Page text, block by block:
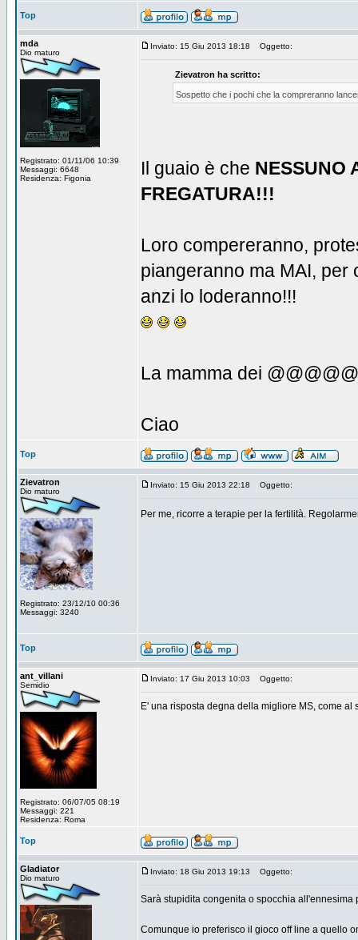
Top
mda
Dio maturo
Registrato: 01/11/06 10:39
Messaggi: 6648
Residenza: Figonia
Inviato: 15 Giu 2013 18:18 Oggetto:
Zievatron ha scritto:
Sospetto che i pochi che la compreranno
Il guaio è che NESSUNO
FREGATURA!!!
Loro compereranno,
piangeranno ma MAI, per
anzi lo loderanno!!!
La mamma dei
Ciao
Top
Zievatron
Dio maturo
Registrato: 23/12/10 00:36
Messaggi: 3240
Inviato: 15 Giu 2013 22:18 Oggetto:
Per me, ricorre a terapie per la fertilità.
Top
ant_villani
Semidio
Registrato: 06/07/05 08:19
Messaggi: 221
Residenza: Roma
Inviato: 17 Giu 2013 10:03 Oggetto:
E' una risposta degna della migliore MS, come al
Top
Gladiator
Dio maturo
Inviato: 18 Giu 2013 19:13 Oggetto:
Sarà stupidita congenita o spocchia all'ennesima
Comunque io preferisco il gioco off line a quello